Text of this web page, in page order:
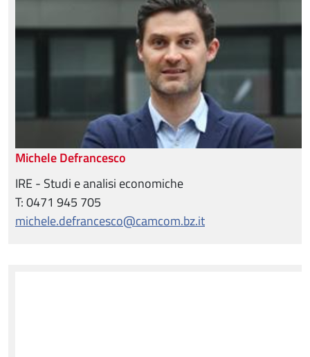
Michele Defrancesco
IRE - Studi e analisi economiche
T: 0471 945 705
michele.defrancesco@camcom.bz.it